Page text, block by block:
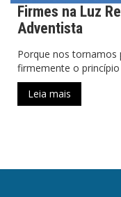
Firmes na Luz
Adventista
Porque nos tornamos
firmemente o
Leia mais